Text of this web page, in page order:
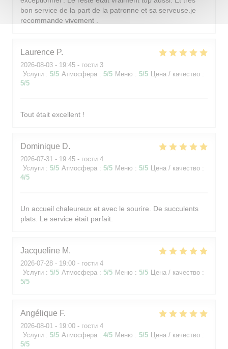
bon service de la part de la patronne et sa serveuse.je
recommande vivement .
Laurence P
2026-08-03 - 19:45 - гости 3
Услуги : 5/5 Атмосфера : 5/5 Меню : 5/5 Цена / качество :
5/5
Tout était excellent !
Dominique D
2026-07-31 - 19:45 - гости 4
Услуги : 5/5 Атмосфера : 5/5 Меню : 5/5 Цена / качество :
4/5
Un accueil chaleureux et avec le sourire. De succulents
plats. Le service était parfait.
Jacqueline M
2026-07-28 - 19:00 - гости 4
Услуги : 5/5 Атмосфера : 5/5 Меню : 5/5 Цена / качество :
5/5
Angélique F
2026-08-01 - 19:00 - гости 4
Услуги : 5/5 Атмосфера : 4/5 Меню : 5/5 Цена / качество :
5/5